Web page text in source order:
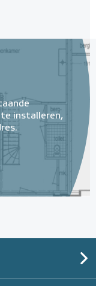
installeren,